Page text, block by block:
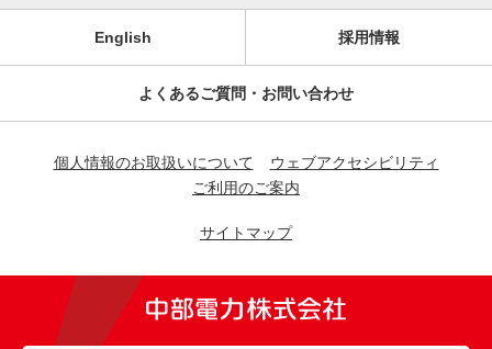
English 採用情報
よくあるご質問・お問い合わせ
個人情報のお取扱いについて
ウェブアクセシビリティ
ご利用のご案内
サイトマップ